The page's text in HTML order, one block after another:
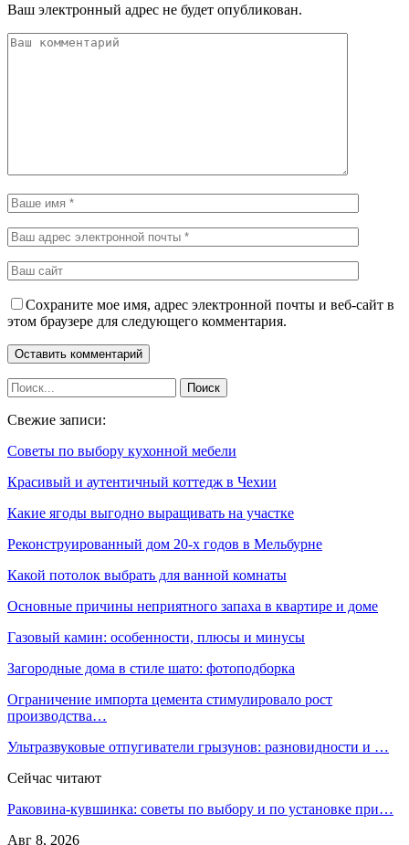
Ваш электронный адрес не будет опубликован.
Сохраните мое имя, адрес электронной почты и веб-сайт в
этом браузере для следующего комментария.
Свежие записи:
Советы по выбору кухонной мебели
Красивый и аутентичный коттедж в Чехии
Какие ягоды выгодно выращивать на участке
Реконструированный дом 20-х годов в Мельбурне
Какой потолок выбрать для ванной комнаты
Основные причины неприятного запаха в квартире и доме
Газовый камин: особенности, плюсы и минусы
Загородные дома в стиле шато: фотоподборка
Ограничение импорта цемента стимулировало рост
производства…
Ультразвуковые отпугиватели грызунов: разновидности и …
Сейчас читают
Раковина-кувшинка: советы по выбору и по установке при…
Авг 8, 2026